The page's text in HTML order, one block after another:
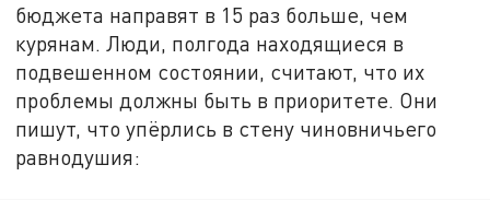
бюджета направят в 15 раз больше, чем
курянам. Люди, полгода находящиеся в
подвешенном состоянии, считают, что их
проблемы должны быть в приоритете. Они
пишут, что упёрлись в стену чиновничьего
равнодушия: